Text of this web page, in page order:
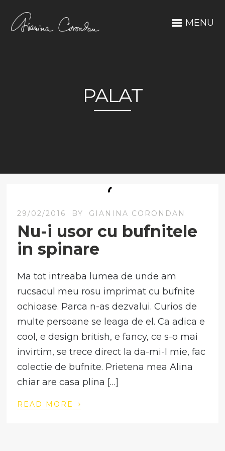
MENU
PALAT
29/02/2016 BY GIANINA CORONDAN
Nu-i usor cu bufnitele
in spinare
Ma tot intreaba lumea de unde am
rucsacul meu rosu imprimat cu bufnite
ochioase. Parca n-as dezvalui. Curios de
multe persoane se leaga de el. Ca adica e
cool, e design british, e fancy, ce s-o mai
invirtim, se trece direct la da-mi-l mie, fac
colectie de bufnite. Prietena mea Alina
chiar are casa plina […]
READ MORE ›